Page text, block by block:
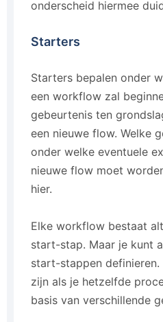
onderscheid hiermee
Starters
Starters bepalen onder
een workflow zal
gebeurtenis ten
een nieuwe flow. Welke
onder welke eventuele
nieuwe flow moet
hier.
Elke workflow bestaat
start-stap. Maar je kunt
start-stappen
zijn als je hetzelfde
basis van verschillende